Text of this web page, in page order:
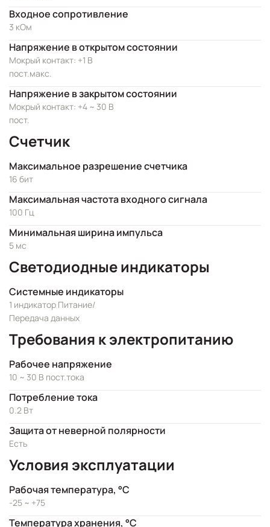
Входное сопротивление
3 кОм
Напряжение в открытом состоянии
Мокрый контакт: +1 В
пост.макс.
Напряжение в закрытом состоянии
Мокрый контакт: +4 ~ 30 В
пост.
Счетчик
Максимальное разрешение счетчика
16 бит
Максимальная частота входного сигнала
100 Гц
Минимальная ширина импульса
5 мс
Светодиодные индикаторы
Системные индикаторы
1 индикатор Питание/
Передача данных
Требования к электропитанию
Рабочее напряжение
10 ~ 30 В пост.тока
Потребление тока
0.2 Вт
Защита от неверной полярности
Есть
Условия эксплуатации
Рабочая температура, °C
-25 ~ +75
Температура хранения, °C